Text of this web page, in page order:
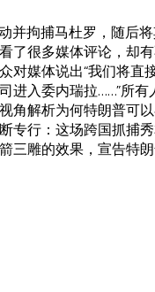
并拘捕马杜罗，随后
了很多媒体评论，却
对媒体说出“我们将直
进入委内瑞拉……”所有
角解析为何特朗普可
专行：这场跨国抓捕
三雕的效果，宣告特